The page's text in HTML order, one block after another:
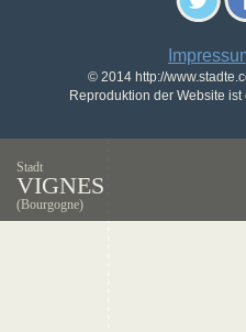
© 2014 http://
Reproduktion der Website
Stadt
VIGNES
(Bourgogne)